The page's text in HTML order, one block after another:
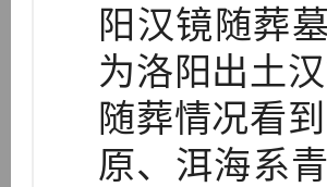
阳汉镜随葬
为洛阳出土
随葬情况看
原、洱海系